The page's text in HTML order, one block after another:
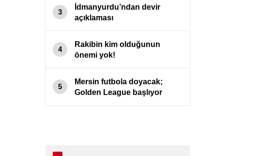
3
İdmanyurdu’ndan devir
açıklaması
4
Rakibin kim olduğunun
önemi yok!
5
Mersin futbola doyacak;
Golden League başlıyor